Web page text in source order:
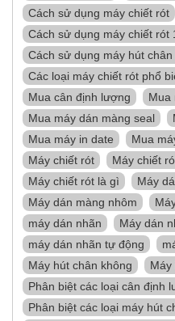
Cách sử dụng máy chiết rót
Cách sử dụng máy chiết rót
Cách sử dụng máy hút chân
Các loại máy chiết rót phổ
Mua cân định lượng
Mua
Mua máy dán màng seal
Mua máy in date
Mua
Máy chiết rót
Máy chiết
Máy chiết rót là gì
Máy
Máy dán màng nhôm
máy dán nhãn
Máy dán
máy dán nhãn tự động
Máy hút chân không
Máy
Phân biệt các loại cân định
Phân biệt các loại máy hút